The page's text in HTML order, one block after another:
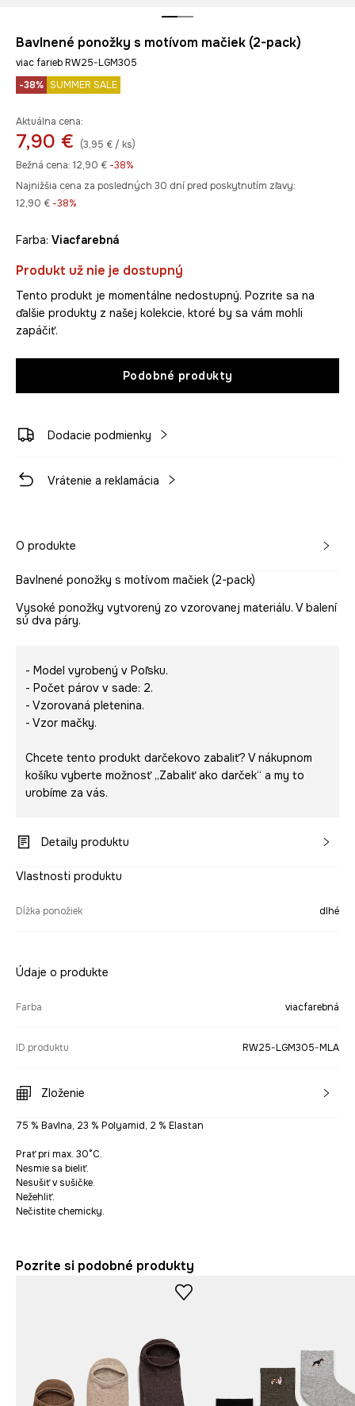
Bavlnené ponožky s motívom mačiek (2-pack)
viac farieb RW25-LGM305
-38% SUMMER SALE
Aktuálna cena:
7,90 €
(3,95 € / ks)
Bežná cena: 12,90 € -38%
Najnižšia cena za posledných 30 dní pred poskytnutím zľavy:
12,90 € -38%
Farba: viacfarebná
Produkt už nie je dostupný
Tento produkt je momentálne nedostupný. Pozrite sa na
ďalšie produkty z našej kolekcie, ktoré by sa vám mohli
zapáčiť.
Podobné produkty
Dodacie podmienky
Vrátenie a reklamácia
O produkte
Bavlnené ponožky s motívom mačiek (2-pack)
Vysoké ponožky vytvorený zo vzorovanej materiálu. V balení
sú dva páry.
- Model vyrobený v Poľsku.
- Počet párov v sade: 2.
- Vzorovaná pletenina.
- Vzor mačky.
Chcete tento produkt darčekovo zabaliť? V nákupnom
košíku vyberte možnosť „Zabaliť ako darček“ a my to
urobíme za vás.
Detaily produktu
Vlastnosti produktu
Dĺžka ponožiek dlhé
Údaje o produkte
Farba viacfarebná
ID produktu RW25-LGM305-MLA
Zloženie
75 % Bavlna, 23 % Polyamid, 2 % Elastan
Prať pri max. 30°C.
Nesmie sa bieliť.
Nesušiť v sušičke.
Nežehliť.
Nečistite chemicky.
Pozrite si podobné produkty